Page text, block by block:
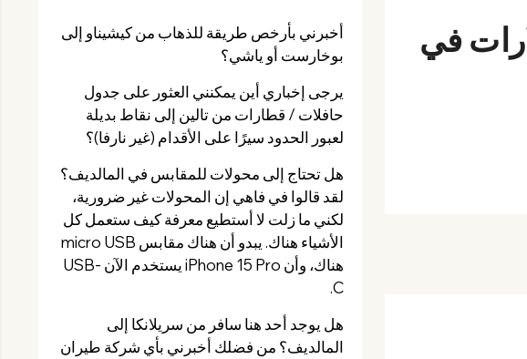
في
أخبرني بأرخص طريقة للذهاب من كيشيناو إلى
بوخارست أو ياشي؟
يرجى إخباري أين يمكنني العثور على جدول
حافلات / قطارات من تالين إلى نقاط بديلة
لعبور الحدود سيرًا على الأقدام (غير نارفا)؟
هل تحتاج إلى محولات للمقابس في المالديف؟
لقد قالوا في فاهي إن المحولات غير ضرورية،
لكني ما زلت لا أستطيع معرفة كيف ستعمل كل
الأشياء هناك. يبدو أن هناك مقابس micro USB
هناك، وأن iPhone 15 Pro يستخدم الآن USB-
C.
هل يوجد أحد هنا سافر من سريلانكا إلى
المالديف؟ من فضلك أخبرني بأي شركة طيران